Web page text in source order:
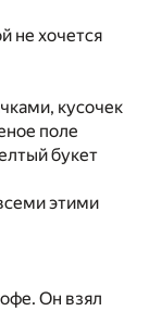
не хочется
кусочек
поле
букет
этими
Он взял